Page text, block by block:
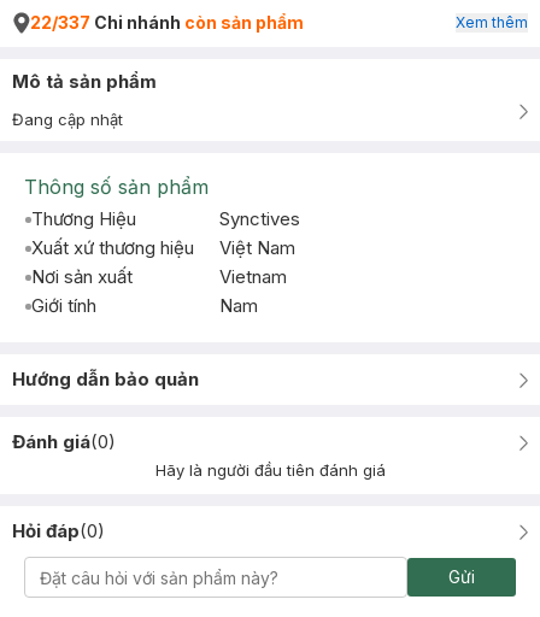
22/337 Chi nhánh còn sản phẩm Xem thêm
Mô tả sản phẩm
Đang cập nhật
Thông số sản phẩm
Thương Hiệu
Synctives
Xuất xứ thương hiệu
Việt Nam
Nơi sản xuất
Vietnam
Giới tính
Nam
Hướng dẫn bảo quản
Đánh giá(0)
Hãy là người đầu tiên đánh giá
Hỏi đáp(0)
Gửi